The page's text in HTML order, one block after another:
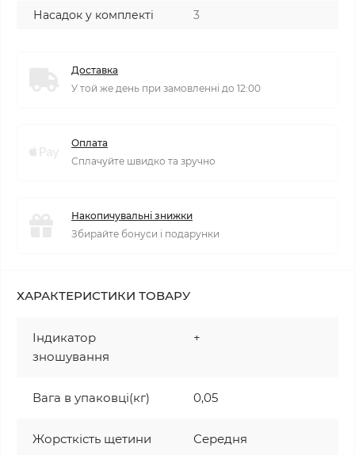
Насадок у комплекті
3
Доставка
У той же день при замовленні до 12:00
Оплата
Сплачуйте швидко та зручно
Накопичувальні знижки
Збирайте бонуси і подарунки
ХАРАКТЕРИСТИКИ ТОВАРУ
Індикатор
зношування
+
Вага в упаковці(кг) 0,05
Жорсткість щетини Середня